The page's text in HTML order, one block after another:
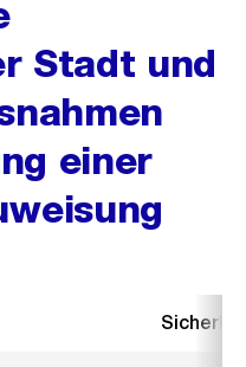
Stadt und
einer